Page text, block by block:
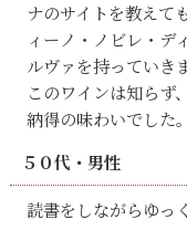
ナのサイトを教えて
ィーノ・ノビレ・デ
ルヴァを持っていき
このワインは知らず
納得の味わいでした
５０代・男性
読書をしながらゆっ